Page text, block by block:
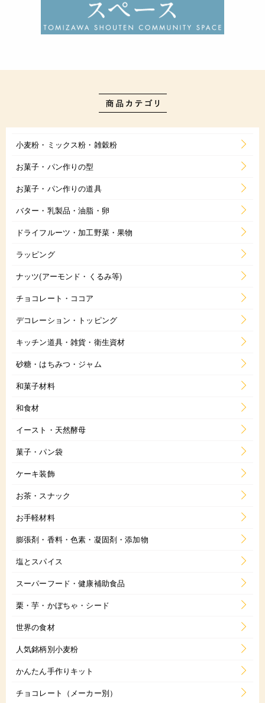
小麦粉・ミックス粉・雑穀粉
お菓子・パン作りの型
お菓子・パン作りの道具
バター・乳製品・油脂・卵
ドライフルーツ・加工野菜・果物
ラッピング
ナッツ(アーモンド・くるみ等)
チョコレート・ココア
デコレーション・トッピング
キッチン道具・雑貨・衛生資材
砂糖・はちみつ・ジャム
和菓子材料
和食材
イースト・天然酵母
菓子・パン袋
ケーキ装飾
お茶・スナック
お手軽材料
膨張剤・香料・色素・凝固剤・添加物
塩とスパイス
スーパーフード・健康補助食品
栗・芋・かぼちゃ・シード
世界の食材
人気銘柄別小麦粉
かんたん手作りキット
チョコレート（メーカー別）